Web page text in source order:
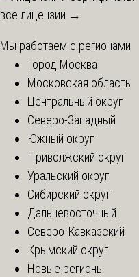
все лицензии →
Мы работаем с регионами
Город Москва
Московская область
Центральный округ
Северо-Западный
Южный округ
Приволжский округ
Уральский округ
Сибирский округ
Дальневосточный
Северо-Кавказский
Крымский округ
Новые регионы